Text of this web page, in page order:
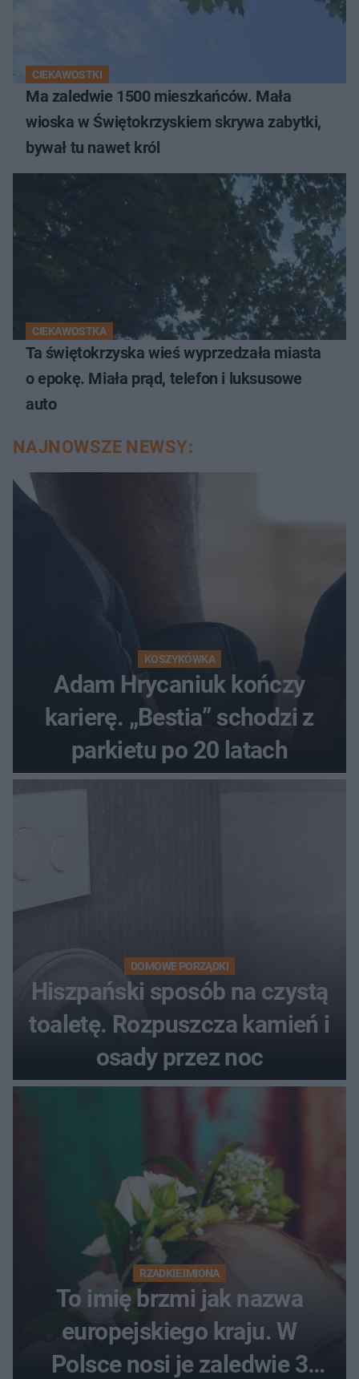
CIEKAWOSTKI
Ma zaledwie 1500 mieszkańców. Mała
wioska w Świętokrzyskiem skrywa zabytki,
bywał tu nawet król
CIEKAWOSTKA
Ta świętokrzyska wieś wyprzedzała miasta
o epokę. Miała prąd, telefon i luksusowe
auto
NAJNOWSZE NEWSY:
KOSZYKÓWKA
Adam Hrycaniuk kończy
karierę. „Bestia” schodzi z
parkietu po 20 latach
DOMOWE PORZĄDKI
Hiszpański sposób na czystą
toaletę. Rozpuszcza kamień i
osady przez noc
RZADKIE IMIONA
To imię brzmi jak nazwa
europejskiego kraju. W
Polsce nosi je zaledwie 3